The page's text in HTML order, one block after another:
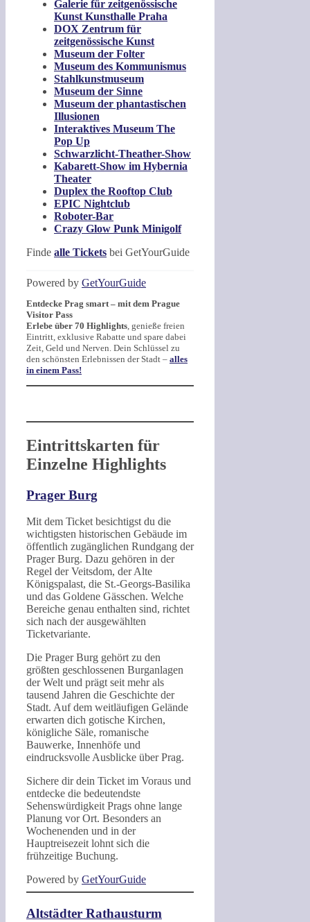
Galerie für zeitgenössische
Kunst Kunsthalle Praha
DOX Zentrum für
zeitgenössische Kunst
Museum der Folter
Museum des Kommunismus
Stahlkunstmuseum
Museum der Sinne
Museum der phantastischen
Illusionen
Interaktives Museum The
Pop Up
Schwarzlicht-Theather-Show
Kabarett-Show im Hybernia
Theater
Duplex the Rooftop Club
EPIC Nightclub
Roboter-Bar
Crazy Glow Punk Minigolf
Finde alle Tickets bei GetYourGuide
Powered by GetYourGuide
Entdecke Prag smart – mit dem Prague
Visitor Pass
Erlebe über 70 Highlights , genieße freien
Eintritt, exklusive Rabatte und spare dabei
Zeit, Geld und Nerven. Dein Schlüssel zu
den schönsten Erlebnissen der Stadt – alles
in einem Pass!
Eintrittskarten für
Einzelne Highlights
Prager Burg
Mit dem Ticket besichtigst du die
wichtigsten historischen Gebäude im
öffentlich zugänglichen Rundgang der
Prager Burg. Dazu gehören in der
Regel der Veitsdom, der Alte
Königspalast, die St.-Georgs-Basilika
und das Goldene Gässchen. Welche
Bereiche genau enthalten sind, richtet
sich nach der ausgewählten
Ticketvariante.
Die Prager Burg gehört zu den
größten geschlossenen Burganlagen
der Welt und prägt seit mehr als
tausend Jahren die Geschichte der
Stadt. Auf dem weitläufigen Gelände
erwarten dich gotische Kirchen,
königliche Säle, romanische
Bauwerke, Innenhöfe und
eindrucksvolle Ausblicke über Prag.
Sichere dir dein Ticket im Voraus und
entdecke die bedeutendste
Sehenswürdigkeit Prags ohne lange
Planung vor Ort. Besonders an
Wochenenden und in der
Hauptreisezeit lohnt sich die
frühzeitige Buchung.
Powered by GetYourGuide
Altstädter Rathausturm